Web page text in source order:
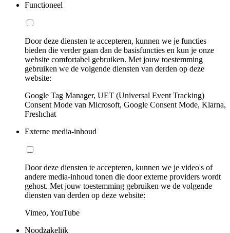
Functioneel
Door deze diensten te accepteren, kunnen we je functies
bieden die verder gaan dan de basisfuncties en kun je onze
website comfortabel gebruiken. Met jouw toestemming
gebruiken we de volgende diensten van derden op deze
website:
Google Tag Manager, UET (Universal Event Tracking)
Consent Mode van Microsoft, Google Consent Mode, Klarna,
Freshchat
Externe media-inhoud
Door deze diensten te accepteren, kunnen we je video's of
andere media-inhoud tonen die door externe providers wordt
gehost. Met jouw toestemming gebruiken we de volgende
diensten van derden op deze website:
Vimeo, YouTube
Noodzakelijk